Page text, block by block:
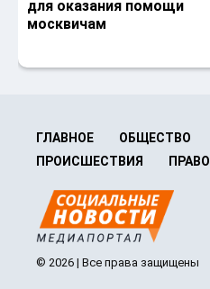
для оказания помощи
москвичам
ГЛАВНОЕ ОБЩЕСТВО
ПРОИСШЕСТВИЯ
ПРАВО
© 2026 | Все права защищены